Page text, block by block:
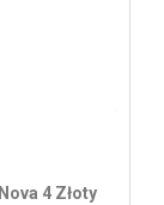
4 Złoty